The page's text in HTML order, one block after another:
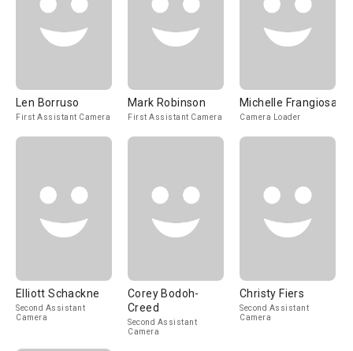
Len Borruso
First Assistant Camera
Mark Robinson
First Assistant Camera
Michelle Frangiosa
Camera Loader
Elliott Schackne
Second Assistant
Camera
Corey Bodoh-
Creed
Second Assistant
Camera
Christy Fiers
Second Assistant
Camera